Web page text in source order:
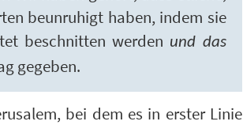
beunruhigt haben, indem sie
beschnitten werden und das
gegeben.
bei dem es in erster Linie